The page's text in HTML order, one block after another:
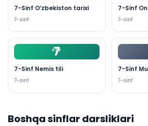
7-Sinf O‘zbekiston tarixi
7-sinf
7-Sinf
7-sinf
7
PDF
7-Sinf Nemis tili
7-sinf
7-Sinf
7-sinf
Boshqa sinflar darsliklari